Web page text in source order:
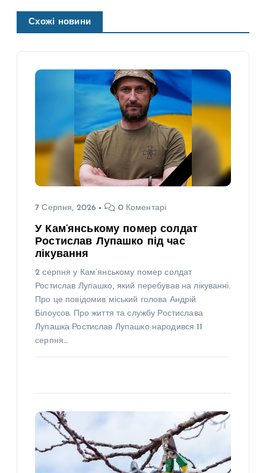
Схожі новини
7 Серпня, 2026 0 Коментарі
У Кам’янському помер солдат
Ростислав Лупашко під час
лікування
2 серпня у Кам’янському помер солдат
Ростислав Лупашко, який перебував на лікуванні.
Про це повідомив міський голова Андрій
Білоусов. Про життя та службу Ростислава
Лупашка Ростислав Лупашко народився 11
серпня…